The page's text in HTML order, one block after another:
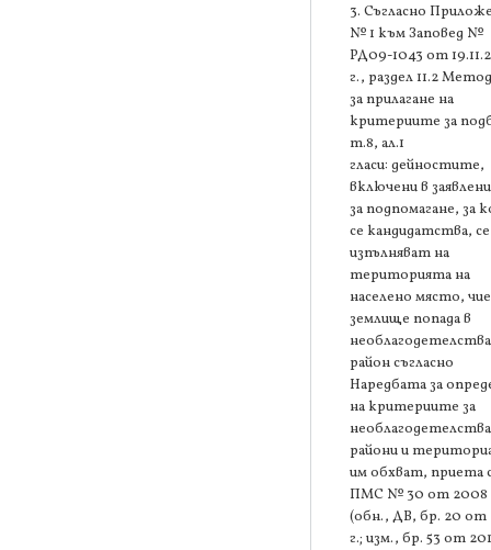
3. Съгласно
№ 1 към Заповед №
РД09-1043 от
г., раздел 11.2
за прилагане на
критериите за
т.8, ал.1
гласи: дейностите,
включени в
за подпомагане, за
се кандидатства, се
изпълняват на
територията на
населено място,
землище попада в
район съгласно
Наредбата за
на критериите за
райони и
им обхват, приета
ПМС № 30 от 2008
(обн., ДВ, бр. 20 от
г.; изм., бр. 53 от